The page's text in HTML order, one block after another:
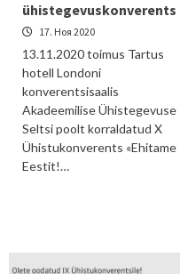
ühistegevuskonverents
17. Ноя 2020
13.11.2020 toimus Tartus
hotell Londoni
konverentsisaalis
Akadeemilise Ühistegevuse
Seltsi poolt korraldatud X
Ühistukonverents «Ehitame
Eestit!…